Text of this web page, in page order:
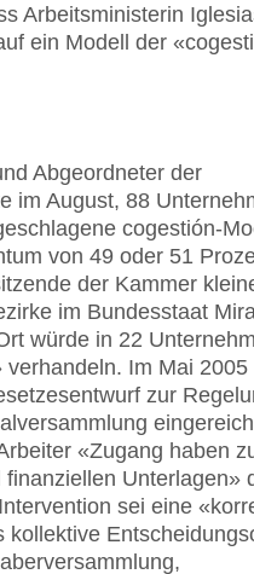
Arbeitsministerin
ein Modell der
Abgeordneter der
im August, 88
cogestión-
von 49 oder 51
der Kammer
im Bundesstaat
würde in 22
Im Mai
zur
«Zugang haben
Unterlagen»
sei eine
kollektive